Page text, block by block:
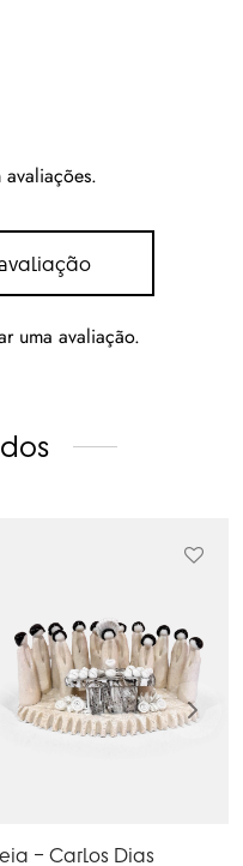
uma avaliação.
– Carlos Dias